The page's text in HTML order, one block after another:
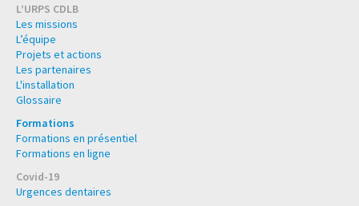
L’URPS CDLB
Les missions
L’équipe
Projets et actions
Les partenaires
L'installation
Glossaire
Formations
Formations en présentiel
Formations en ligne
Covid-19
Urgences dentaires